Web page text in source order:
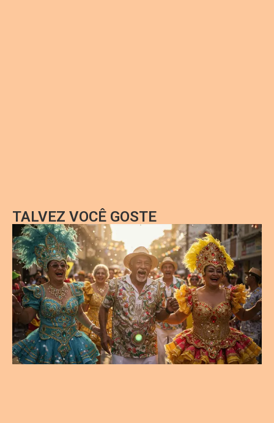
TALVEZ VOCÊ GOSTE